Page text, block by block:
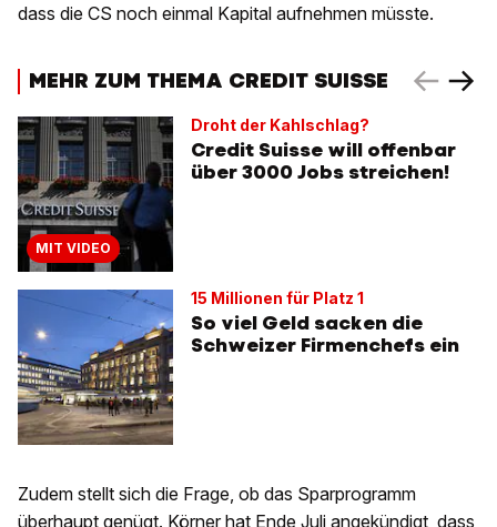
dass die CS noch einmal Kapital aufnehmen müsste.
MEHR ZUM THEMA CREDIT SUISSE
MIT VIDEO
Droht der Kahlschlag?
Credit Suisse will offenbar
über 3000 Jobs streichen!
15 Millionen für Platz 1
So viel Geld sacken die
Schweizer Firmenchefs ein
Zudem stellt sich die Frage, ob das Sparprogramm
überhaupt genügt. Körner hat Ende Juli angekündigt, dass